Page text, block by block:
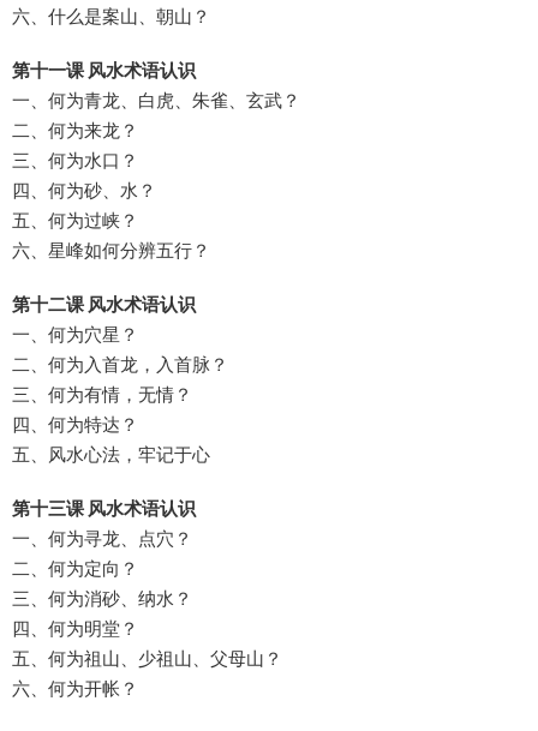
六、什么是案山、朝山？
第十一课 风水术语认识
一、何为青龙、白虎、朱雀、玄武？
二、何为来龙？
三、何为水口？
四、何为砂、水？
五、何为过峡？
六、星峰如何分辨五行？
第十二课 风水术语认识
一、何为穴星？
二、何为入首龙，入首脉？
三、何为有情，无情？
四、何为特达？
五、风水心法，牢记于心
第十三课 风水术语认识
一、何为寻龙、点穴？
二、何为定向？
三、何为消砂、纳水？
四、何为明堂？
五、何为祖山、少祖山、父母山？
六、何为开帐？